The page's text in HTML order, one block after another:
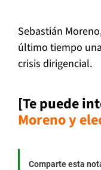
Sebastián
último tiempo
crisis dirigencial.
[Te puede
Moreno y
Comparte esta